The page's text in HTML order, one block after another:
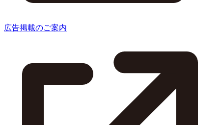
広告掲載のご案内